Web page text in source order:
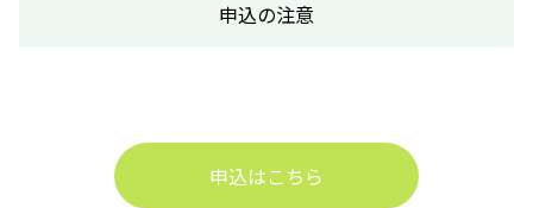
申込の注意
申込はこちら